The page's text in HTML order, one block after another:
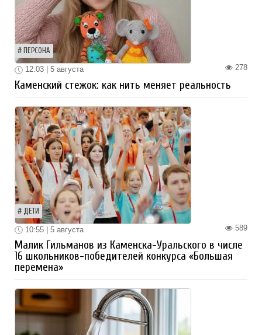
ПЕРСОНА
278
12:03 | 5 августа
Каменский стежок: как нить меняет реальность
ДЕТИ
589
10:55 | 5 августа
Малик Гильманов из Каменска-Уральского в числе
16 школьников-победителей конкурса «Большая
перемена»